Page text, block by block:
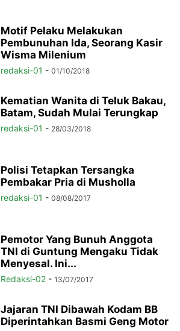
Motif Pelaku Melakukan
Pembunuhan Ida, Seorang Kasir
Wisma Milenium
redaksi-01 - 01/10/2018
Kematian Wanita di Teluk Bakau,
Batam, Sudah Mulai Terungkap
redaksi-01 - 28/03/2018
Polisi Tetapkan Tersangka
Pembakar Pria di Musholla
redaksi-01 - 08/08/2017
Pemotor Yang Bunuh Anggota
TNI di Guntung Mengaku Tidak
Menyesal. Ini...
Redaksi-02 - 13/07/2017
Jajaran TNI Dibawah Kodam BB
Diperintahkan Basmi Geng Motor